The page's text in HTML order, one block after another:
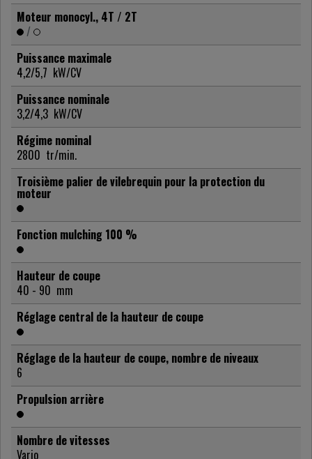
Moteur monocyl., 4T / 2T
/
Puissance maximale
4,2/5,7 kW/CV
Puissance nominale
3,2/4,3 kW/CV
Régime nominal
2800 tr/min.
Troisième palier de vilebrequin pour la protection du
moteur
Fonction mulching 100 %
Hauteur de coupe
40 - 90 mm
Réglage central de la hauteur de coupe
Réglage de la hauteur de coupe, nombre de niveaux
6
Propulsion arrière
Nombre de vitesses
Vario